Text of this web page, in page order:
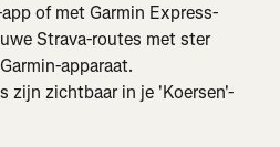
of met Garmin Express-
Strava-routes met ster
apparaat.
zijn zichtbaar in je 'Koersen'-